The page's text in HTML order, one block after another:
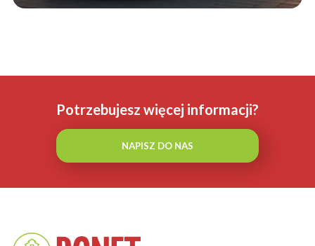
Potrzebujesz więcej informacji?
NAPISZ DO NAS